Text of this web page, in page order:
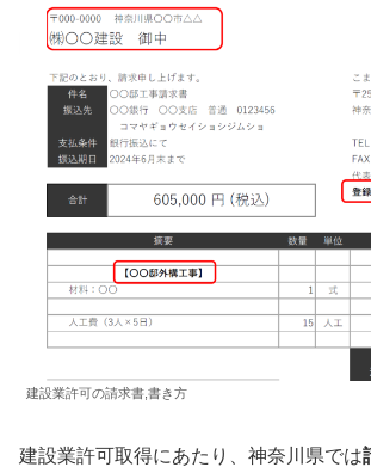
建設業許可の請求書,書き方
建設業許可取得にあたり、神奈川県では